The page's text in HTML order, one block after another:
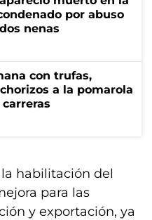
por abuso
nenas
con trufas,
a la pomarola
habilitación del
para las
y exportación, ya